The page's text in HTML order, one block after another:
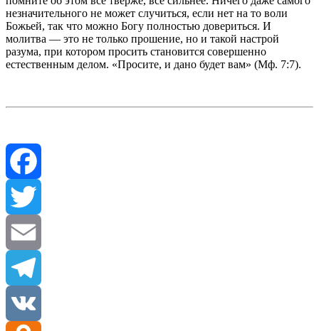
незначительного не может случиться, если нет на то воли
Божьей, так что можно Богу полностью довериться. И
молитва — это не только прошение, но и такой настрой
разума, при котором просить становится совершенно
естественным делом. «Просите, и дано будет вам» (Мф. 7:7).
Facebook
Twitter
Email
Telegram